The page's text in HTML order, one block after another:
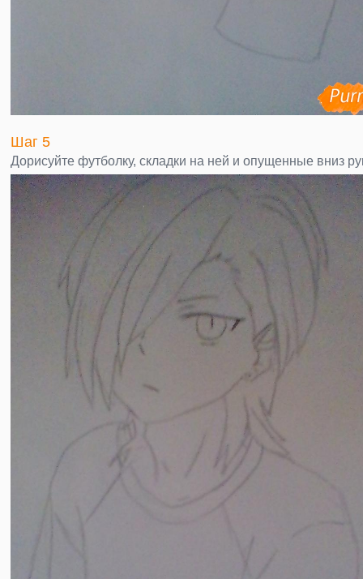
Шаг 5
Дорисуйте футболку, складки на ней и опущенные вниз